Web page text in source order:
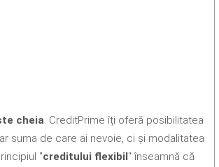
cheia. CreditPrime îți oferă posibilitatea
suma de care ai nevoie, ci și modalitatea
"creditului flexibil " înseamnă că